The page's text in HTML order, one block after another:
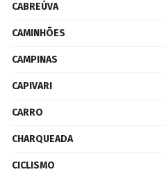
CABREÚVA
CAMINHÕES
CAMPINAS
CAPIVARI
CARRO
CHARQUEADA
CICLISMO